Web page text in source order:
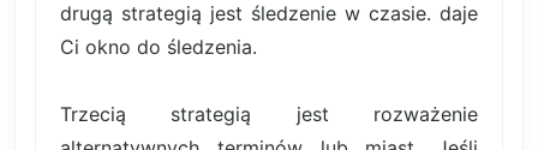
drugą strategią jest śledzenie w czasie. daje
Ci okno do śledzenia.
Trzecią strategią jest rozważenie